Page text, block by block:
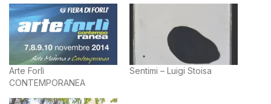
Arte Forlì
CONTEMPORANEA
Sentimi – Luigi Stoisa